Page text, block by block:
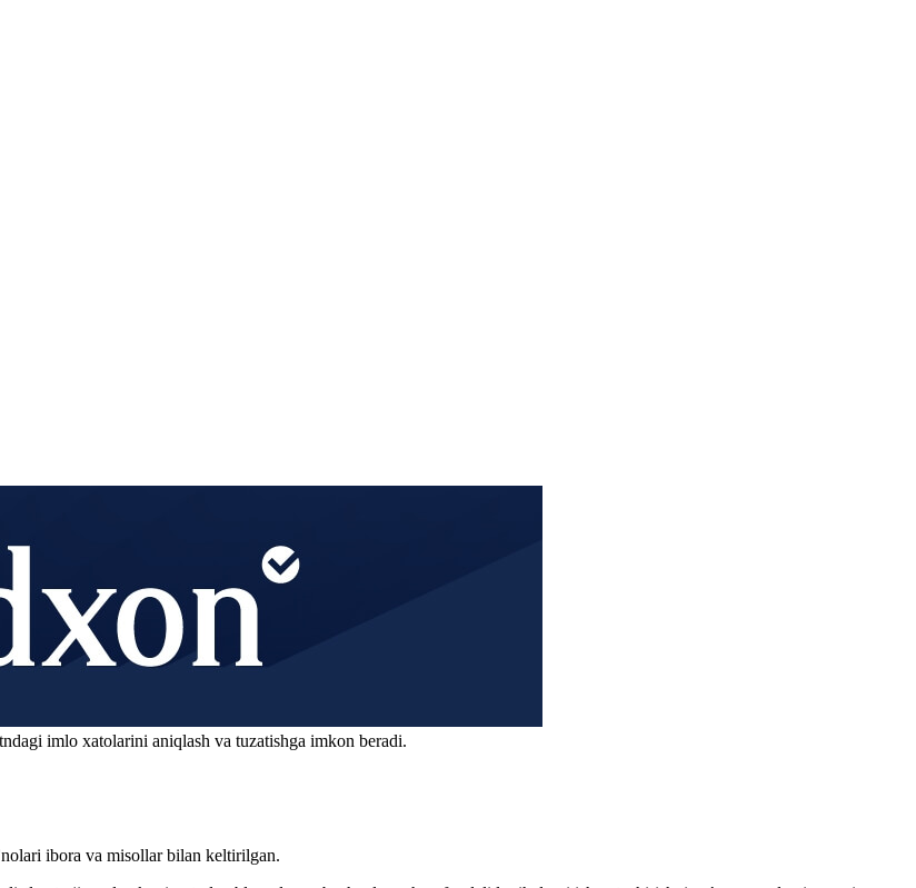
imlo xatolarini aniqlash va tuzatishga imkon beradi.
ibora va misollar bilan keltirilgan.